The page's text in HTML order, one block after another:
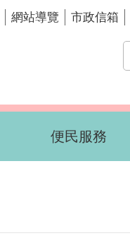
網站導覽 市政信箱
便民服務